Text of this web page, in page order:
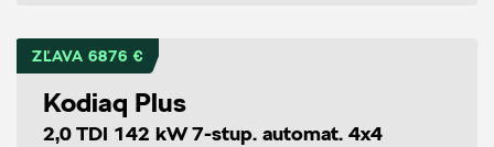
ZĽAVA 6876 €
Kodiaq Plus
2,0 TDI 142 kW 7-stup. automat. 4x4